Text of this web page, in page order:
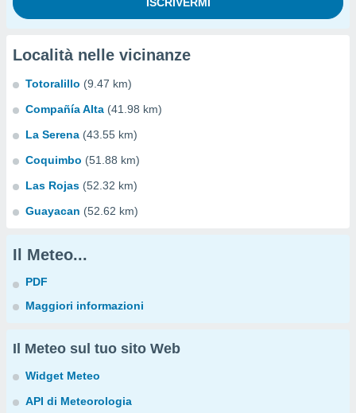
Località nelle vicinanze
Totoralillo (9.47 km)
Compañía Alta (41.98 km)
La Serena (43.55 km)
Coquimbo (51.88 km)
Las Rojas (52.32 km)
Guayacan (52.62 km)
Il Meteo...
PDF
Maggiori informazioni
Il Meteo sul tuo sito Web
Widget Meteo
API di Meteorologia